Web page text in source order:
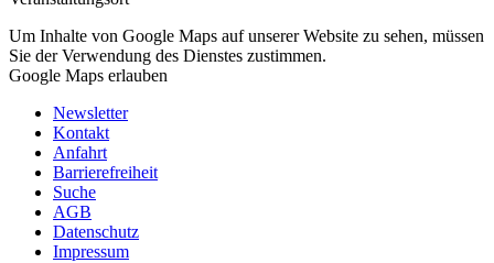
Um Inhalte von Google Maps auf unserer Website zu sehen, müssen
Sie der Verwendung des Dienstes zustimmen.
Google Maps erlauben
Newsletter
Kontakt
Anfahrt
Barrierefreiheit
Suche
AGB
Datenschutz
Impressum